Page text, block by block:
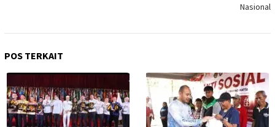
Nasional
POS TERKAIT